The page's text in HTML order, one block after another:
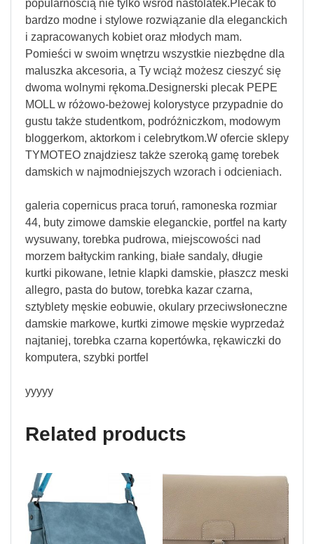
popularnością nie tylko wśród nastolatek.Plecak to
bardzo modne i stylowe rozwiązanie dla eleganckich
i zapracowanych kobiet oraz młodych mam.
Pomieści w swoim wnętrzu wszystkie niezbędne dla
maluszka akcesoria, a Ty wciąż możesz cieszyć się
dwoma wolnymi rękoma.Designerski plecak PEPE
MOLL w różowo-beżowej kolorystyce przypadnie do
gustu także studentkom, podróżniczkom, modowym
bloggerkom, aktorkom i celebrytkom.W ofercie sklepy
TYMOTEO znajdziesz także szeroką gamę torebek
damskich w najmodniejszych wzorach i odcieniach.
galeria copernicus praca toruń, ramoneska rozmiar
44, buty zimowe damskie eleganckie, portfel na karty
wysuwany, torebka pudrowa, miejscowości nad
morzem bałtyckim ranking, białe sandaly, długie
kurtki pikowane, letnie klapki damskie, płaszcz meski
allegro, pasta do butow, torebka kazar czarna,
sztyblety męskie eobuwie, okulary przeciwsłoneczne
damskie markowe, kurtki zimowe męskie wyprzedaż
najtaniej, torebka czarna kopertówka, rękawiczki do
komputera, szybki portfel
yyyyy
Related products